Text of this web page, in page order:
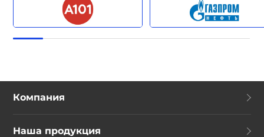
Компания
Наша продукция